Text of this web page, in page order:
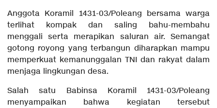
Anggota Koramil 1431-03/Poleang bersama warga
terlihat kompak dan saling bahu-membahu
menggali serta merapikan saluran air. Semangat
gotong royong yang terbangun diharapkan mampu
memperkuat kemanunggalan TNI dan rakyat dalam
menjaga lingkungan desa.
Salah satu Babinsa Koramil 1431-03/Poleang
menyampaikan bahwa kegiatan tersebut